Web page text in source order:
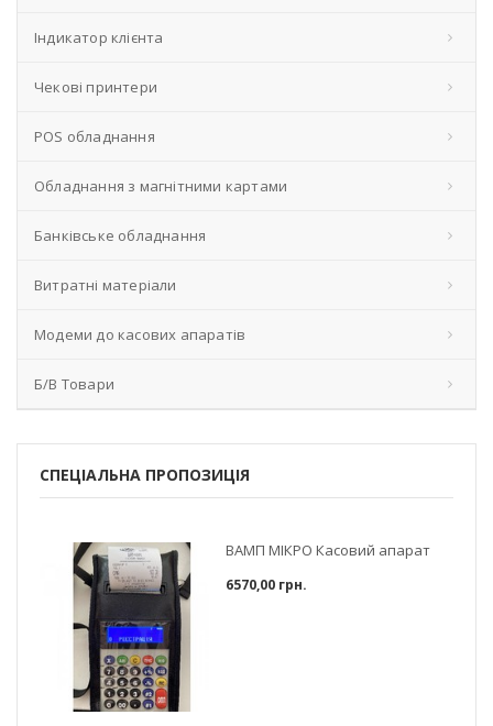
Індикатор клієнта
Чекові принтери
POS обладнання
Обладнання з магнітними картами
Банківське обладнання
Витратні матеріали
Модеми до касових апаратів
Б/В Товари
СПЕЦІАЛЬНА ПРОПОЗИЦІЯ
ВАМП МІКРО Касовий апарат
6570,00 грн.